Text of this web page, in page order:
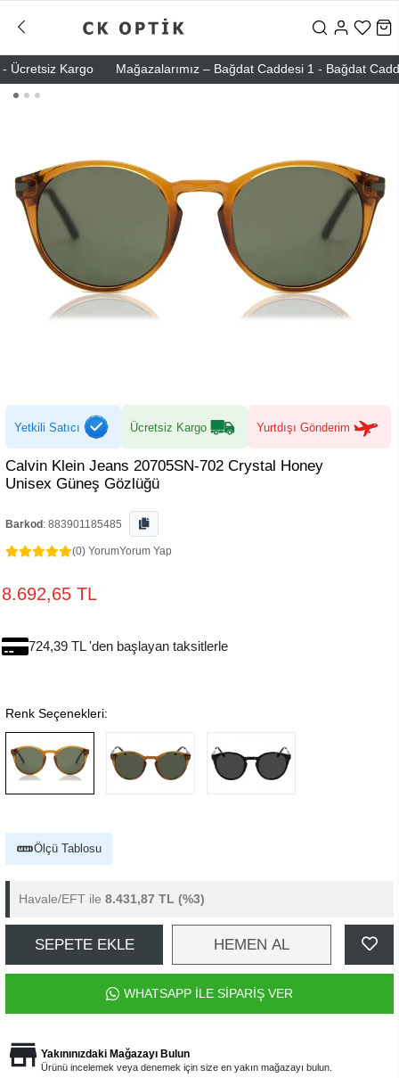
Kargo Mağazalarımız – Bağdat Caddesi 1 - Bağdat
Yetkili Satıcı Ücretsiz Kargo Yurtdışı Gönderim
Calvin Klein Jeans 20705SN-702 Crystal Honey
Unisex Güneş Gözlüğü
Barkod : 883901185485
(0) YorumYorum Yap
8.692,65 TL
724,39 TL 'den başlayan taksitlerle
Renk Seçenekleri:
Ölçü Tablosu
Havale/EFT ile 8.431,87 TL (%3)
SEPETE EKLE HEMEN AL
WHATSAPP İLE SİPARİŞ VER
Yakınınızdaki Mağazayı Bulun
Ürünü incelemek veya denemek için size en yakın mağazayı bulun.